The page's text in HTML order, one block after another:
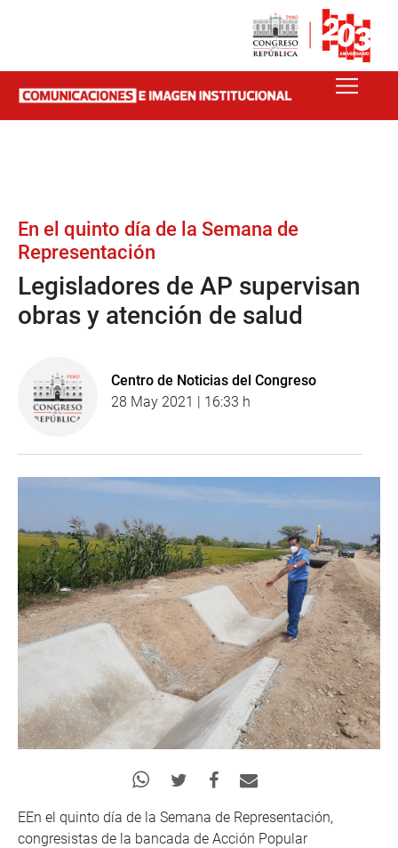
En el quinto día de la Semana de
Representación
Legisladores de AP supervisan
obras y atención de salud
Centro de Noticias del Congreso
28 May 2021 | 16:33 h
EEn el quinto día de la Semana de Representación,
congresistas de la bancada de Acción Popular